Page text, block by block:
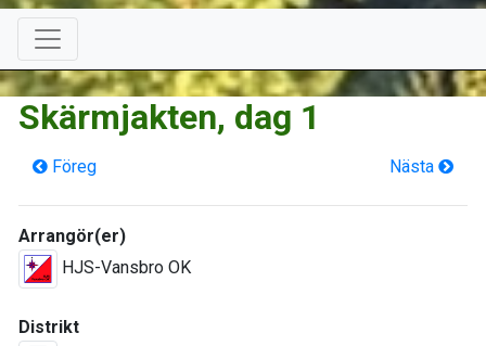
Skärmjakten, dag 1
Föreg Nästa
Arrangör(er)
HJS-Vansbro OK
Distrikt